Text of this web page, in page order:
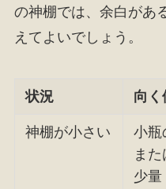
の神棚では、余白があ
えてよいでしょう。
状況 向く
神棚が小さい
小瓶
ま
少量